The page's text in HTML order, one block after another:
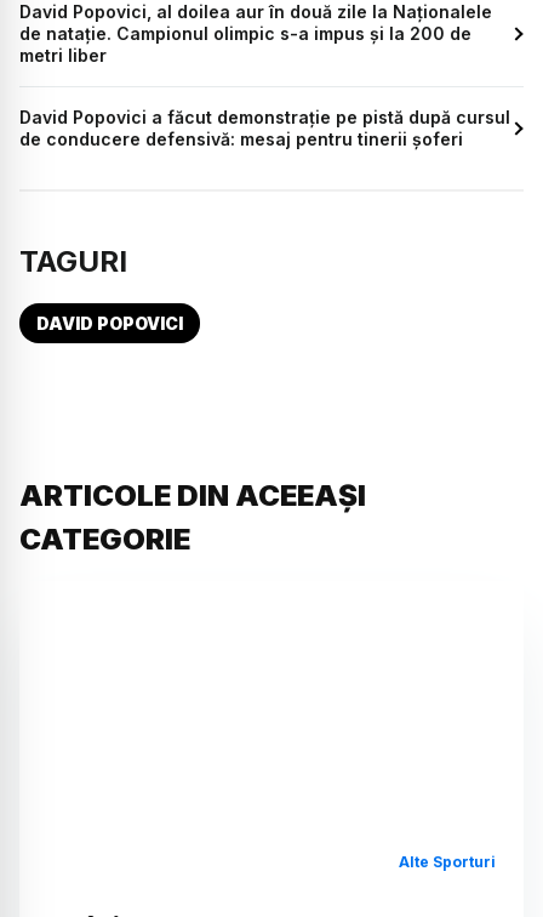
David Popovici, al doilea aur în două zile la Naționalele
de natație. Campionul olimpic s-a impus și la 200 de
metri liber
David Popovici a făcut demonstrație pe pistă după cursul
de conducere defensivă: mesaj pentru tinerii șoferi
TAGURI
DAVID POPOVICI
ARTICOLE DIN ACEEAȘI
CATEGORIE
Alte Sporturi